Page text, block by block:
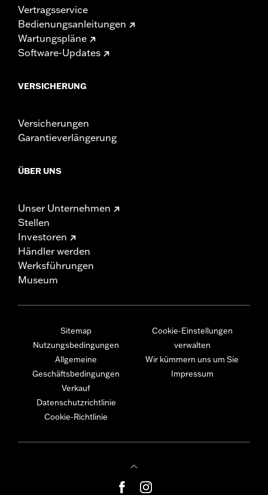
Vertragsservice
Bedienungsanleitungen
Wartungspläne
Software-Updates
VERSICHERUNG
Versicherungen
Garantieverlängerung
ÜBER UNS
Unser Unternehmen
Stellen
Investoren
Händler werden
Werksführungen
Museum
Sitemap
Nutzungsbedingungen
Allgemeine
Geschäftsbedingungen
Verkauf
Datenschutzrichtlinie
Cookie-Richtlinie
Cookie-Einstellungen
verwalten
Wir kümmern uns um Sie
Impressum